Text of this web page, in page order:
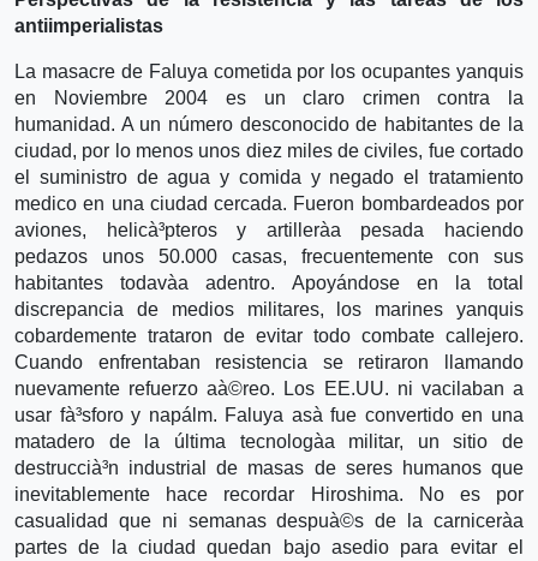
antiimperialistas
La masacre de Faluya cometida por los ocupantes yanquis
en Noviembre 2004 es un claro crimen contra la
humanidad. A un número desconocido de habitantes de la
ciudad, por lo menos unos diez miles de civiles, fue cortado
el suministro de agua y comida y negado el tratamiento
medico en una ciudad cercada. Fueron bombardeados por
aviones, helicà³pteros y artillerà­a pesada haciendo
pedazos unos 50.000 casas, frecuentemente con sus
habitantes todavà­a adentro. Apoyándose en la total
discrepancia de medios militares, los marines yanquis
cobardemente trataron de evitar todo combate callejero.
Cuando enfrentaban resistencia se retiraron llamando
nuevamente refuerzo aà©reo. Los EE.UU. ni vacilaban a
usar fà³sforo y napálm. Faluya asà­ fue convertido en una
matadero de la última tecnologà­a militar, un sitio de
destruccià³n industrial de masas de seres humanos que
inevitablemente hace recordar Hiroshima. No es por
casualidad que ni semanas despuà©s de la carnicerà­a
partes de la ciudad quedan bajo asedio para evitar el